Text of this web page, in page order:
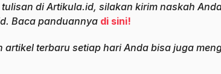
di Artikula.id, silakan kirim naskah
Baca panduannya di sini!
terbaru setiap hari Anda bisa juga